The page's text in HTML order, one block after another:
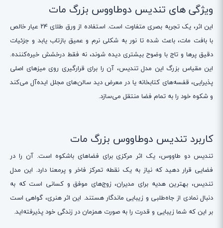
ویژگی های تندیس دوطاووس بزرگ مات
این اثر، یک تجربه بصری متفاوت است. استفاده از ورق طلای ۲۴ عیار خالص
با بافت مات، باعث شده تا نور به شکلی نرم و عمیق بازتاب یابد و جزئیات
دقیق پرها و تاج با وضوح بیشتری دیده شوند، نه فقط درخشش خیره‌کننده.
این مقیاس بزرگ این مدل تندیس، آن را برای قرارگیری روی میزهای اصلی
پذیرایی، قفسه‌های کتابخانه یا در معرض دید سالن‌های مجلل ایده‌آل می‌کند
و شکوه خود را به تمام فضا منتقل می‌سازد.
کاربرد تندیس دوطاووس بزرگ مات
تندیس دو طاووس، یک اثر مرکزی برای فضاهای باشکوه است. آن را در
فضایی قرار دهید که نیاز به یک نقطه تمرکز فاخر و پرمعنا دارد. این مدل
تندیس، بهترین هدیه برای مدیران، زوج‌های موفق و کسانی است که به
دنبال نمادی از جاه‌طلبی و زیبایی ماندگار هستند. این اثر هنری، گواهی است
بر این که شما زیبایی و قدرت را به صورت همزمان در زندگی خود پذیرفته‌اید.